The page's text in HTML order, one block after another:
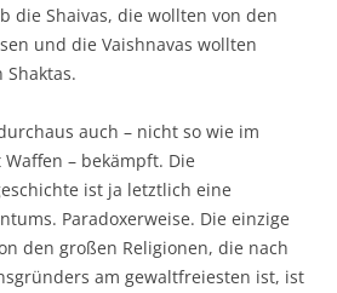
die Shaivas, die wollten von den
und die Vaishnavas wollten
Shaktas.
auch – nicht so wie im
– bekämpft. Die
ist ja letztlich eine
Paradoxerweise. Die einzige
den großen Religionen, die nach
am gewaltfreiesten ist, ist